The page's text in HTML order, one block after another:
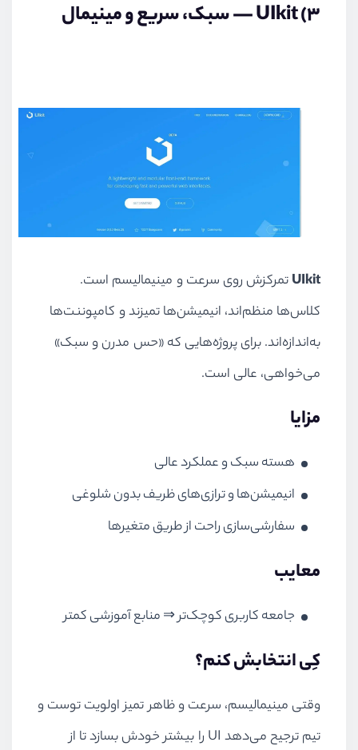
۳) UIkit — سبک، سریع و مینیمال
UIkitتمرکزش روی سرعت و مینیمالیسم است.
کلاس‌ها منظم‌اند، انیمیشن‌ها تمیزند و کامپوننت‌ها
به‌اندازه‌اند. برای پروژه‌هایی که «حس مدرن و سبک»
می‌خواهی، عالی است.
مزایا
هسته سبک و عملکرد عالی
انیمیشن‌ها و ترازی‌های ظریف بدون شلوغی
سفارشی‌سازی راحت از طریق متغیرها
معایب
جامعه کاربری کوچک‌تر ⇒ منابع آموزشی کمتر
کِی انتخابش کنم؟
وقتی مینیمالیسم، سرعت و ظاهر تمیز اولویت توست و
تیم ترجیح می‌دهد UI را بیشتر خودش بسازد تا از